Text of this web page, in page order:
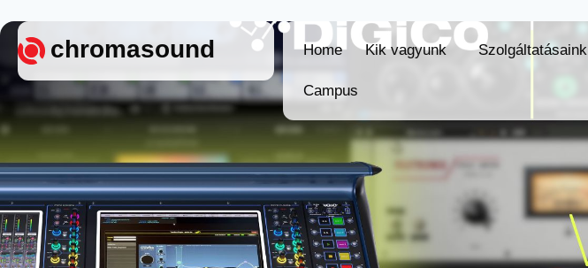
chromasound Home Kik vagyunk Szolgáltatásaink
Campus
Kik vagyunk Szolgáltatásaink
Campus